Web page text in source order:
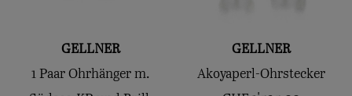
GELLNER
1 Paar Ohrhänger m.
GELLNER
Akoyaperl-Ohrstecker